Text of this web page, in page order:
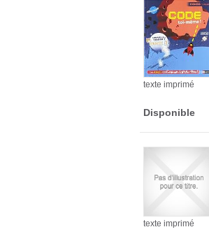
texte imprimé
Disponible
texte imprimé